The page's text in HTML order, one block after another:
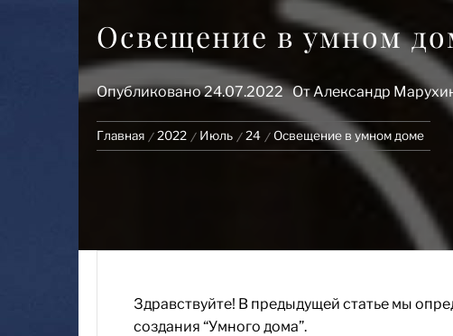
Освещение в умном
Опубликовано24.07.2022 ОтАлександр
Главная 2022 Июль 24 Освещение в умном доме
Здравствуйте! В предыдущей статье мы
создания “Умного дома”.